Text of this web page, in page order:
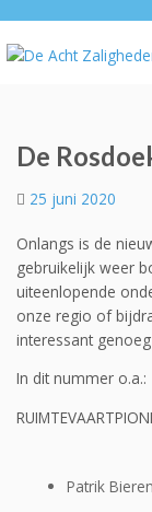
De
25 juni 2020
Onlangs is de
gebruikelijk weer
uiteenlopende
onze regio of
interessant
In dit nummer o.a.:
Patrik